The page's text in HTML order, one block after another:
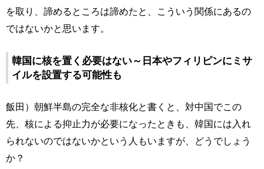
を取り、諦めるところは諦めたと、こういう関係にあるの
ではないかと思います。
韓国に核を置く必要はない～日本やフィリピンにミサ
イルを設置する可能性も
飯田）朝鮮半島の完全な非核化と書くと、対中国でこの
先、核による抑止力が必要になったときも、韓国には入れ
られないのではないかという人もいますが、どうでしょう
か？